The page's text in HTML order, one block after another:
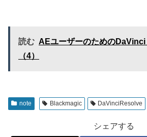
読む AEユーザーのための
（4）
note Blackmagic DaVinciResolve
シェアする